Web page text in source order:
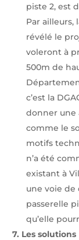
piste 2, est
Par ailleurs,
révélé le
voleront à
500m de
c’est la
donner une
comme le
motifs
n’a été
existant à
une voie de
passerelle
qu’elle
7. Les solutions